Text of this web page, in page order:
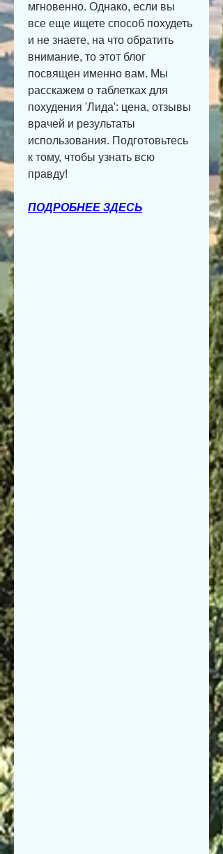
мгновенно. Однако, если вы
все еще ищете способ похудеть
и не знаете, на что обратить
внимание, то этот блог
посвящен именно вам. Мы
расскажем о таблетках для
похудения 'Лида': цена, отзывы
врачей и результаты
использования. Подготовьтесь
к тому, чтобы узнать всю
правду!
ПОДРОБНЕЕ ЗДЕСЬ